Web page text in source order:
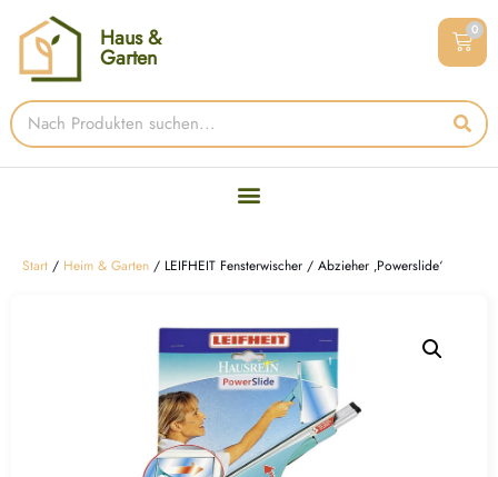
Haus &
Garten
0
Start / Heim & Garten / LEIFHEIT Fensterwischer / Abzieher ‚Powerslide‘